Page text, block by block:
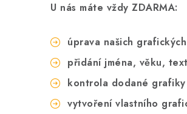
U nás máte vždy ZDARMA:
úprava našich
přidání jména, věku,
kontrola dodané grafiky
vytvoření vlastního